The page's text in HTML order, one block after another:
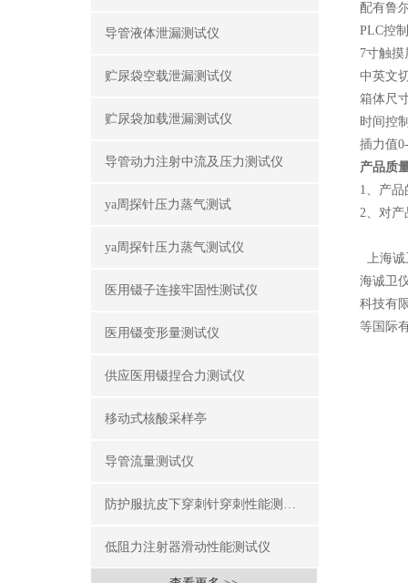
导管液体泄漏测试仪
贮尿袋空载泄漏测试仪
贮尿袋加载泄漏测试仪
导管动力注射中流及压力测试仪
ya周探针压力蒸气测试
ya周探针压力蒸气测试仪
医用镊子连接牢固性测试仪
医用镊变形量测试仪
供应医用镊捏合力测试仪
移动式核酸采样亭
导管流量测试仪
防护服抗皮下穿刺针穿刺性能测试仪
低阻力注射器滑动性能测试仪
配有鲁
PLC控
7寸触
中英文
箱体尺
时间控
插力值
产品质
1、产品
2、对产
上海诚
海诚卫
科技有
等国际